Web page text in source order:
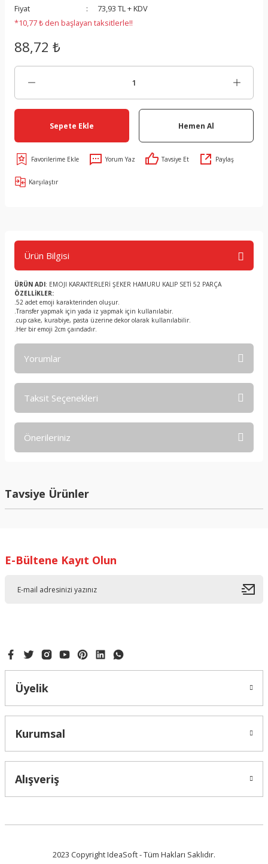
Fiyat
73,93 TL + KDV
*10,77 ₺ den başlayan taksitlerle!!
88,72 ₺
Sepete Ekle Hemen Al
Yorum Yaz Tavsiye Et Paylaş
Karşılaştır
Ürün Bilgisi
ÜRÜN ADI: EMOJI KARAKTERLERİ ŞEKER HAMURU KALIP SETİ 52 PARÇA
ÖZELLİKLER:
.52 adet emoji karakterinden oluşur.
.Transfer yapmak için yada iz yapmak için kullanılabir.
.cup cake, kurabiye, pasta üzerine dekor olarak kullanılabilir.
.Her bir emoji 2cm çaındadır.
Yorumlar
Taksit Seçenekleri
Önerileriniz
kullanarak tarafımıza iletebilirsiniz.
Görüş ve önerileriniz için teşekkür ederiz.
Ürün bilgilerinde hatalar bulunuyor.
Tavsiye Ürünler
SİYAH GIDA KALEMİ ÇİFT UÇLU
100,00 ₺
E-Bültene Kayıt Olun
Üyelik
Kurumsal
Alışveriş
2023 Copyright IdeaSoft - Tüm Hakları Saklıdır.